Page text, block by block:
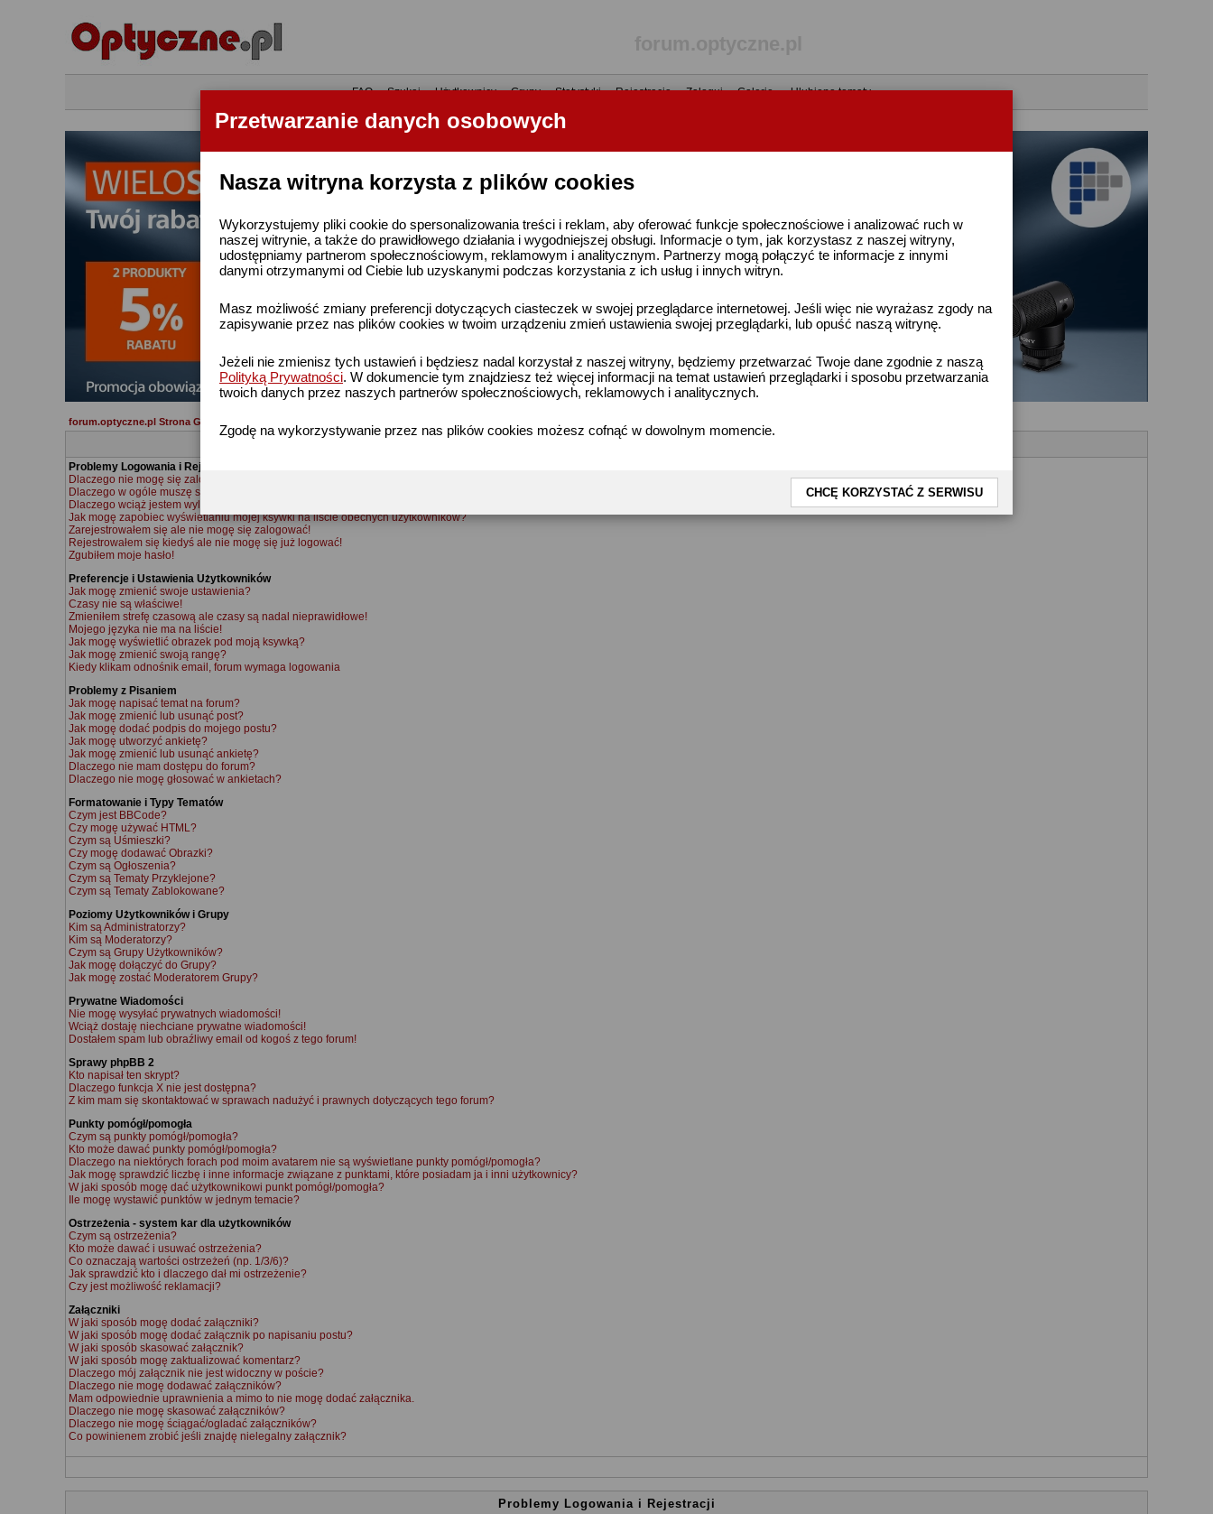
Przetwarzanie danych osobowych
Nasza witryna korzysta z plików cookies
Wykorzystujemy pliki cookie do spersonalizowania treści i reklam, aby oferować funkcje społecznościowe i analizować ruch w
naszej witrynie, a także do prawidłowego działania i wygodniejszej obsługi. Informacje o tym, jak korzystasz z naszej witryny,
udostępniamy partnerom społecznościowym, reklamowym i analitycznym. Partnerzy mogą połączyć te informacje z innymi
danymi otrzymanymi od Ciebie lub uzyskanymi podczas korzystania z ich usług i innych witryn.
Masz możliwość zmiany preferencji dotyczących ciasteczek w swojej przeglądarce internetowej. Jeśli więc nie wyrażasz zgody na
zapisywanie przez nas plików cookies w twoim urządzeniu zmień ustawienia swojej przeglądarki, lub opuść naszą witrynę.
Jeżeli nie zmienisz tych ustawień i będziesz nadal korzystał z naszej witryny, będziemy przetwarzać Twoje dane zgodnie z naszą
Polityką Prywatności. W dokumencie tym znajdziesz też więcej informacji na temat ustawień przeglądarki i sposobu przetwarzania
twoich danych przez naszych partnerów społecznościowych, reklamowych i analitycznych.
Zgodę na wykorzystywanie przez nas plików cookies możesz cofnąć w dowolnym momencie.
CHCĘ KORZYSTAĆ Z SERWISU
•FAQ•Szukaj•Użytkownicy•Grupy•Statystyki•Rejestracja•Zaloguj•Galerie• Ulubione tematy
forum.optyczne.pl Strona Główna
Problemy Logowania i Rejestracji
Dlaczego nie mogę się zalogować?
Dlaczego w ogóle muszę się rejestrować?
Dlaczego wciąż jestem wylogowywany?
Jak mogę zapobiec wyświetlaniu mojej ksywki na liście obecnych użytkowników?
Zarejestrowałem się ale nie mogę się zalogować!
Rejestrowałem się kiedyś ale nie mogę się już logować!
Zgubiłem moje hasło!
Preferencje i Ustawienia Użytkowników
Jak mogę zmienić swoje ustawienia?
Czasy nie są właściwe!
Zmieniłem strefę czasową ale czasy są nadal nieprawidłowe!
Mojego języka nie ma na liście!
Jak mogę wyświetlić obrazek pod moją ksywką?
Jak mogę zmienić swoją rangę?
Kiedy klikam odnośnik email, forum wymaga logowania
Problemy z Pisaniem
Jak mogę napisać temat na forum?
Jak mogę zmienić lub usunąć post?
Jak mogę dodać podpis do mojego postu?
Jak mogę utworzyć ankietę?
Jak mogę zmienić lub usunąć ankietę?
Dlaczego nie mam dostępu do forum?
Dlaczego nie mogę głosować w ankietach?
Formatowanie i Typy Tematów
Czym jest BBCode?
Czy mogę używać HTML?
Czym są Uśmieszki?
Czy mogę dodawać Obrazki?
Czym są Ogłoszenia?
Czym są Tematy Przyklejone?
Czym są Tematy Zablokowane?
Poziomy Użytkowników i Grupy
Kim są Administratorzy?
Kim są Moderatorzy?
Czym są Grupy Użytkowników?
Jak mogę dołączyć do Grupy?
Jak mogę zostać Moderatorem Grupy?
Prywatne Wiadomości
Nie mogę wysyłać prywatnych wiadomości!
Wciąż dostaję niechciane prywatne wiadomości!
Dostałem spam lub obraźliwy email od kogoś z tego forum!
Sprawy phpBB 2
Kto napisał ten skrypt?
Dlaczego funkcja X nie jest dostępna?
Z kim mam się skontaktować w sprawach nadużyć i prawnych dotyczących tego forum?
Punkty pomógł/pomogła
Czym są punkty pomógł/pomogła?
Kto może dawać punkty pomógł/pomogła?
Dlaczego na niektórych forach pod moim avatarem nie są wyświetlane punkty pomógł/pomogła?
Jak mogę sprawdzić liczbę i inne informacje związane z punktami, które posiadam ja i inni użytkownicy?
W jaki sposób mogę dać użytkownikowi punkt pomógł/pomogła?
Ile mogę wystawić punktów w jednym temacie?
Ostrzeżenia - system kar dla użytkowników
Czym są ostrzeżenia?
Kto może dawać i usuwać ostrzeżenia?
Co oznaczają wartości ostrzeżeń (np. 1/3/6)?
Jak sprawdzić kto i dlaczego dał mi ostrzeżenie?
Czy jest możliwość reklamacji?
Załączniki
W jaki sposób mogę dodać załączniki?
W jaki sposób mogę dodać załącznik po napisaniu postu?
W jaki sposób skasować załącznik?
W jaki sposób mogę zaktualizować komentarz?
Dlaczego mój załącznik nie jest widoczny w poście?
Dlaczego nie mogę dodawać załączników?
Mam odpowiednie uprawnienia a mimo to nie mogę dodać załącznika.
Dlaczego nie mogę skasować załączników?
Dlaczego nie mogę ściągać/ogladać załączników?
Co powinienem zrobić jeśli znajdę nielegalny załącznik?
Problemy Logowania i Rejestracji